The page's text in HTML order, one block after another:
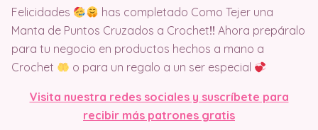
Felicidades
has completado Como Tejer una
Manta de Puntos Cruzados a Crochet!! Ahora prepáralo
para tu negocio en productos hechos a mano a
Crochet
o para un regalo a un ser especial
Visita nuestra redes sociales y suscríbete para
recibir más patrones gratis